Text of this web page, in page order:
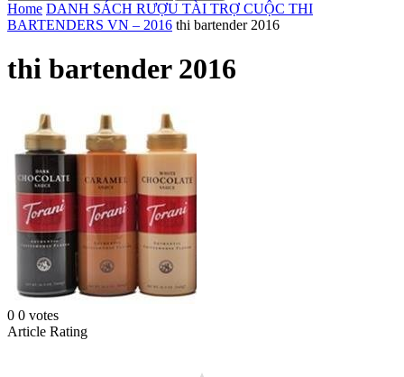
Home DANH SÁCH RƯỢU TÀI TRỢ CUỘC THI
BARTENDERS VN – 2016 thi bartender 2016
thi bartender 2016
0 0 votes
Article Rating